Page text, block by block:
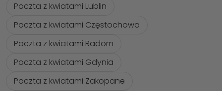
Poczta z kwiatami Lublin
Poczta z kwiatami Częstochowa
Poczta z kwiatami Radom
Poczta z kwiatami Gdynia
Poczta z kwiatami Zakopane